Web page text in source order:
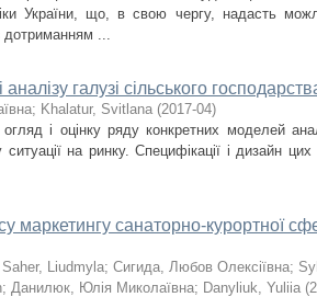
України, що, в свою чергу, надасть
дотриманням ...
галузі сільського
; Khalatur, Svitlana (2017-04)
і оцінку ряду конкретних моделей
ситуації на ринку. Специфікації і дизайн
маркетингу санаторно-курортної
Saher, Liudmyla; Сигида, Любов Олексіївна;
; Данилюк, Юлія Миколаївна; Danyliuk, Yuliia (